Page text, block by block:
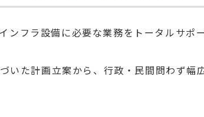
フラ設備に必要な業務をトータルサポー
いた計画立案から、行政・民間問わず幅